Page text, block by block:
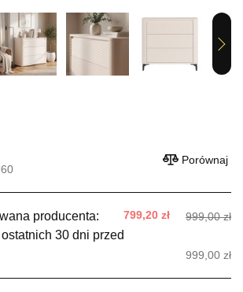
Next
Porównaj
producenta: 799,20 zł 999,00 zł
30 dni przed
999,00 zł